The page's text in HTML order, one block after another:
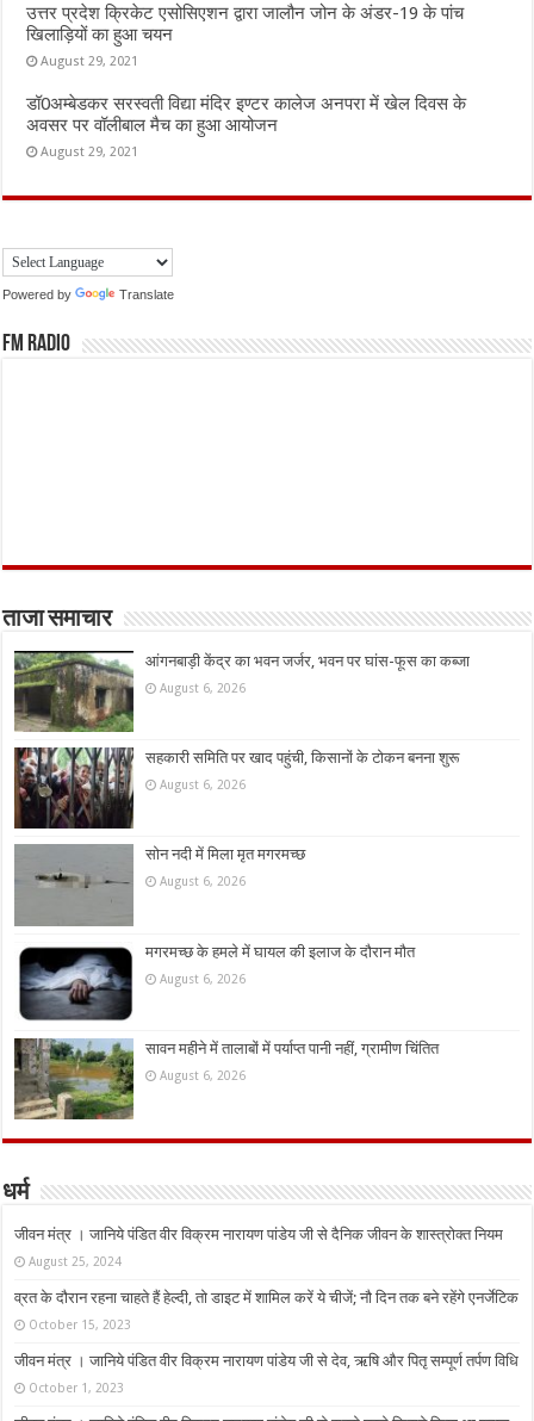
उत्तर प्रदेश क्रिकेट एसोसिएशन द्वारा जालौन जोन के अंडर-19 के पांच
खिलाड़ियों का हुआ चयन
August 29, 2021
डॉ0अम्बेडकर सरस्वती विद्या मंदिर इण्टर कालेज अनपरा में खेल दिवस के
अवसर पर वॉलीबाल मैच का हुआ आयोजन
August 29, 2021
Powered by Translate
FM Radio
ताजा समाचार
आंगनबाड़ी केंद्र का भवन जर्जर, भवन पर घांस-फूस का कब्जा
August 6, 2026
सहकारी समिति पर खाद पहुंची, किसानों के टोकन बनना शुरू
August 6, 2026
सोन नदी में मिला मृत मगरमच्छ
August 6, 2026
मगरमच्छ के हमले में घायल की इलाज के दौरान मौत
August 6, 2026
सावन महीने में तालाबों में पर्याप्त पानी नहीं, ग्रामीण चिंतित
August 6, 2026
धर्म
जीवन मंत्र । जानिये पंडित वीर विक्रम नारायण पांडेय जी से दैनिक जीवन के शास्त्रोक्त नियम
August 25, 2024
व्रत के दौरान रहना चाहते हैं हेल्दी, तो डाइट में शामिल करें ये चीजें; नौ दिन तक बने रहेंगे एनर्जेटिक
October 15, 2023
जीवन मंत्र । जानिये पंडित वीर विक्रम नारायण पांडेय जी से देव, ऋषि और पितृ सम्पूर्ण तर्पण विधि
October 1, 2023